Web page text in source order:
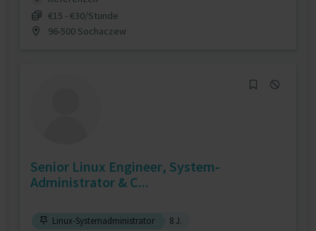
€15 - €30/Stunde
96-500 Sochaczew
Senior Linux Engineer, System-
Administrator & C...
Linux-Systemadministrator
8 J.